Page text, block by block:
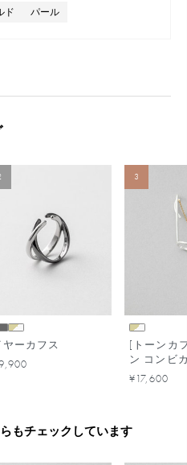
ド パール
ヤーカフス
3
[トーンカ
ン コンビ
¥17,600
もチェックしています